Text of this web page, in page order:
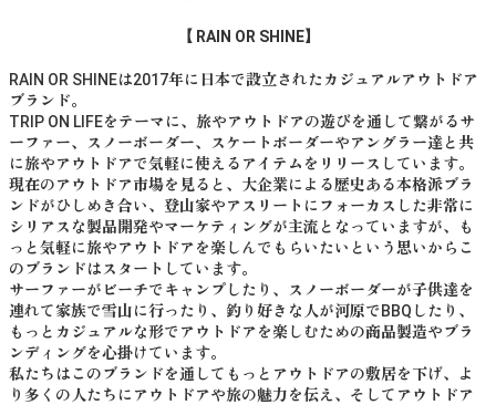
【 RAIN OR SHINE】
RAIN OR SHINEは2017年に日本で設立されたカジュアルアウトドア
ブランド。
TRIP ON LIFEをテーマに、旅やアウトドアの遊びを通して繋がるサ
ーファー、スノーボーダー、スケートボーダーやアングラー達と共
に旅やアウトドアで気軽に使えるアイテムをリリースしています。
現在のアウトドア市場を見ると、大企業による歴史ある本格派ブラ
ンドがひしめき合い、登山家やアスリートにフォーカスした非常に
シリアスな製品開発やマーケティングが主流となっていますが、も
っと気軽に旅やアウトドアを楽しんでもらいたいという思いからこ
のブランドはスタートしています。
サーファーがビーチでキャンプしたり、スノーボーダーが子供達を
連れて家族で雪山に行ったり、釣り好きな人が河原でBBQしたり、
もっとカジュアルな形でアウトドアを楽しむための商品製造やブラ
ンディングを心掛けています。
私たちはこのブランドを通してもっとアウトドアの敷居を下げ、よ
り多くの人たちにアウトドアや旅の魅力を伝え、そしてアウトドア